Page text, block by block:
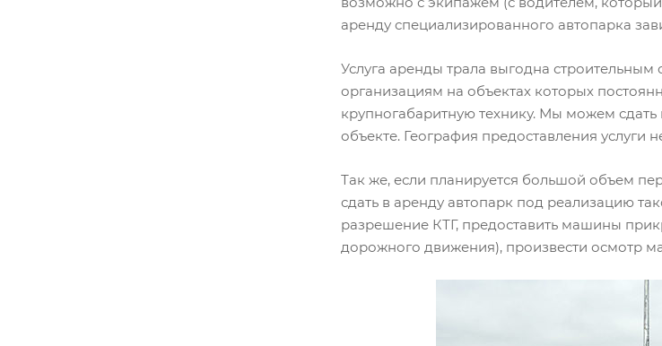
аренду специализированного автопарка
Услуга аренды трала выгодна
организациям на объектах которых
крупногабаритную технику. Мы можем
объекте. География предоставления услуги
Так же, если планируется большой объем
сдать в аренду автопарк под реализацию
разрешение КТГ, предоставить машины
дорожного движения), произвести осмотр